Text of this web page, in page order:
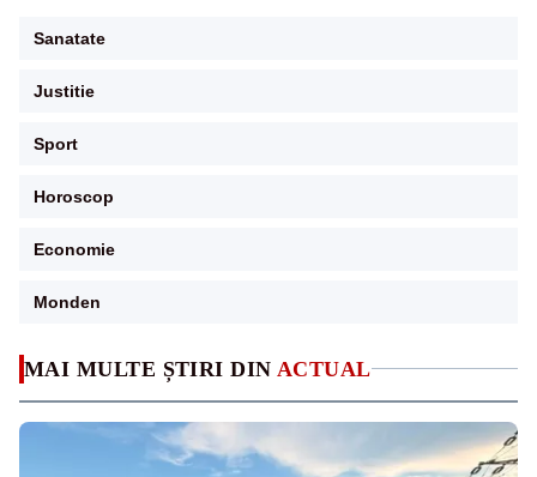
MAI MULTE ȘTIRI DIN ACTUAL
Sanatate
Justitie
Sport
Horoscop
Economie
Monden